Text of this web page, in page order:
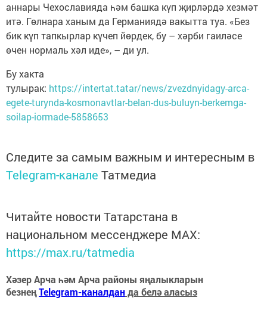
аннары Чехославияда һәм башка күп җирләрдә хезмәт
итә. Гөлнара ханым да Германиядә вакытта туа. «Без
бик күп тапкырлар күчеп йөрдек, бу – хәрби гаиләсе
өчен нормаль хәл иде», – ди ул.
Бу хакта
тулырак: https://intertat.tatar/news/zvezdnyidagy-arca-
egete-turynda-kosmonavtlar-belan-dus-buluyn-berkemga-
soilap-iormade-5858653
Следите за самым важным и интересным в
Telegram-канале Татмедиа
Читайте новости Татарстана в
национальном мессенджере MАХ:
https://max.ru/tatmedia
Хәзер Арча һәм Арча районы яңалыкларын
безнеңTelegram-каналданда белә аласыз